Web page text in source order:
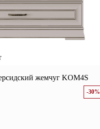
жемчуг KOM4S
-30%